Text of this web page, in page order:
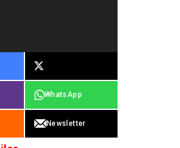
WhatsApp
Newsletter